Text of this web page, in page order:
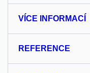
VÍCE INFORMACÍ
REFERENCE